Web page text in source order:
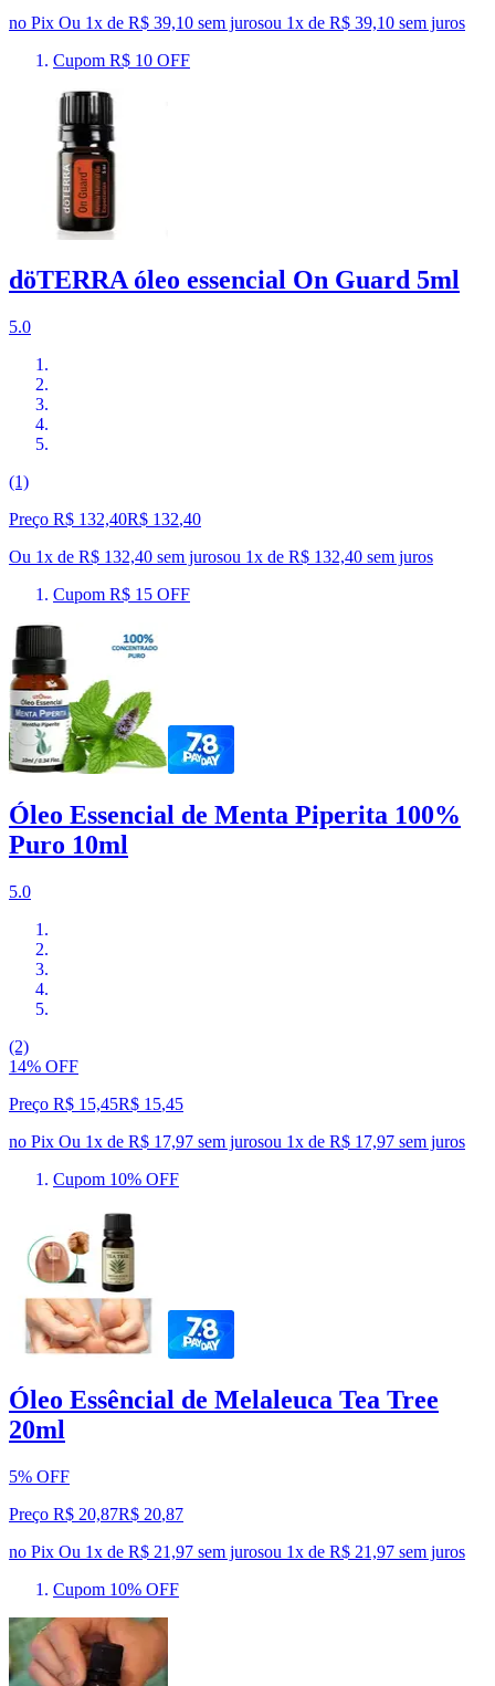
no Pix Ou 1x de R$ 39,10 sem jurosou 1x de R$ 39,10 sem juros
Cupom R$ 10 OFF
döTERRA óleo essencial On Guard 5ml
5.0
(1)
Preço R$ 132,40R$ 132,40
Ou 1x de R$ 132,40 sem jurosou 1x de R$ 132,40 sem juros
Cupom R$ 15 OFF
Óleo Essencial de Menta Piperita 100%
Puro 10ml
5.0
(2)
14% OFF
Preço R$ 15,45R$ 15,45
no Pix Ou 1x de R$ 17,97 sem jurosou 1x de R$ 17,97 sem juros
Cupom 10% OFF
Óleo Essêncial de Melaleuca Tea Tree
20ml
5% OFF
Preço R$ 20,87R$ 20,87
no Pix Ou 1x de R$ 21,97 sem jurosou 1x de R$ 21,97 sem juros
Cupom 10% OFF